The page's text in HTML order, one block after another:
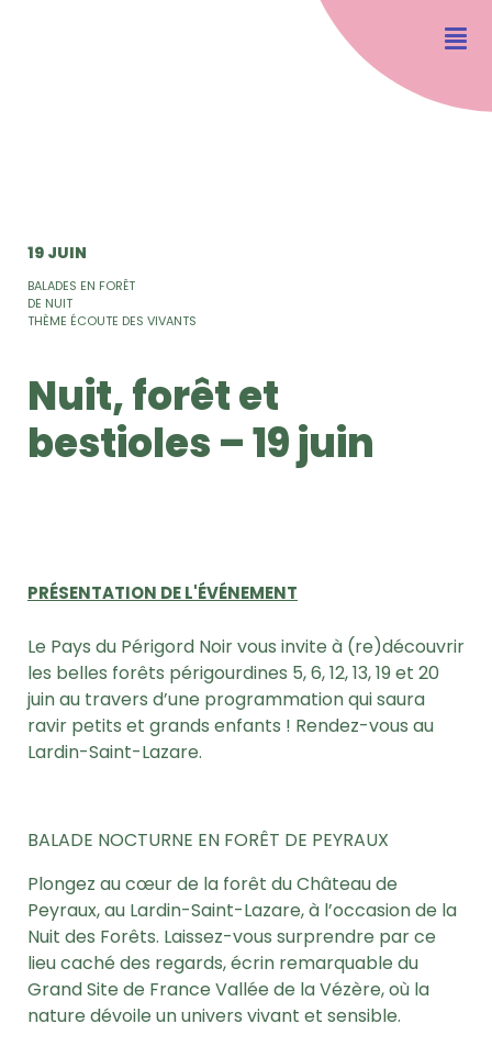
19 JUIN
BALADES EN FORÊT
DE NUIT
THÈME ÉCOUTE DES VIVANTS
Nuit, forêt et
bestioles – 19 juin
PRÉSENTATION DE L'ÉVÉNEMENT
Le Pays du Périgord Noir vous invite à (re)découvrir
les belles forêts périgourdines 5, 6, 12, 13, 19 et 20
juin au travers d’une programmation qui saura
ravir petits et grands enfants ! Rendez-vous au
Lardin-Saint-Lazare.
BALADE NOCTURNE EN FORÊT DE PEYRAUX
Plongez au cœur de la forêt du Château de
Peyraux, au Lardin-Saint-Lazare, à l’occasion de la
Nuit des Forêts. Laissez-vous surprendre par ce
lieu caché des regards, écrin remarquable du
Grand Site de France Vallée de la Vézère, où la
nature dévoile un univers vivant et sensible.